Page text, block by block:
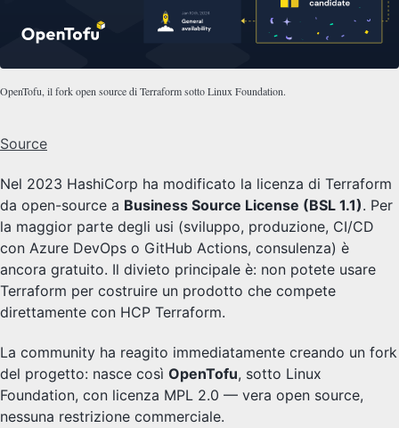
OpenTofu, il fork open source di Terraform sotto Linux Foundation.
Source
Nel 2023 HashiCorp ha modificato la licenza di Terraform
da open-source a Business Source License (BSL 1.1). Per
la maggior parte degli usi (sviluppo, produzione, CI/CD
con Azure DevOps o GitHub Actions, consulenza) è
ancora gratuito. Il divieto principale è: non potete usare
Terraform per costruire un prodotto che compete
direttamente con HCP Terraform.
La community ha reagito immediatamente creando un fork
del progetto: nasce così OpenTofu, sotto Linux
Foundation, con licenza MPL 2.0 — vera open source,
nessuna restrizione commerciale.